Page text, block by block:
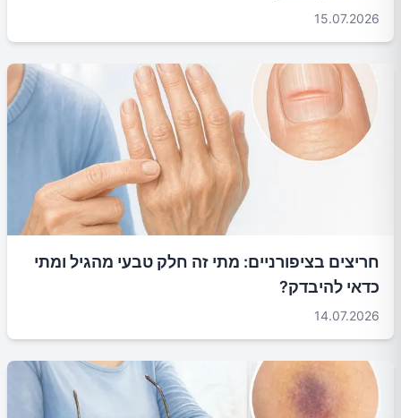
15.07.2026
חריצים בציפורניים: מתי זה חלק טבעי מהגיל ומתי
כדאי להיבדק?
14.07.2026